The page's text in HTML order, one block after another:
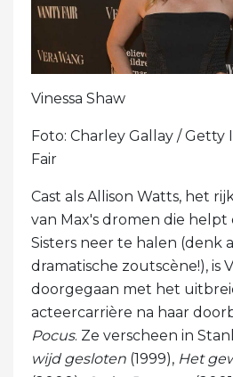
Vinessa Shaw
Foto: Charley Gallay / Getty
Fair
Cast als Allison Watts, het
van Max's dromen die helpt
Sisters neer te halen (denk
dramatische zoutscène!), is
doorgegaan met het
acteercarrière na haar
Pocus. Ze verscheen in
wijd gesloten (1999), Het